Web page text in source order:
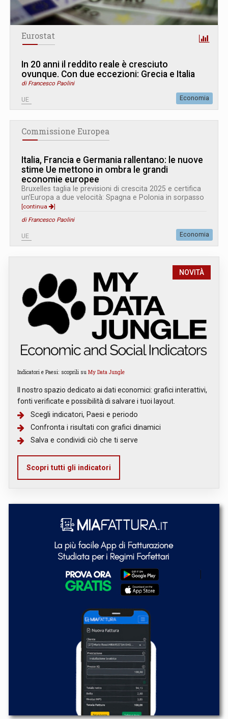
Eurostat
In 20 anni il reddito reale è cresciuto
ovunque. Con due eccezioni: Grecia e Italia
di Francesco Paolini
UE Economia
Commissione Europea
Italia, Francia e Germania rallentano: le nuove
stime Ue mettono in ombra le grandi
economie europee
Bruxelles taglia le previsioni di crescita 2025 e certifica
un’Europa a due velocità: Spagna e Polonia in sorpasso
[continua
]
di Francesco Paolini
UE Economia
NOVITÀ
Indicatori e Paesi: scoprili su My Data Jungle
Il nostro spazio dedicato ai dati economici: grafici interattivi,
fonti verificate e possibilità di salvare i tuoi layout.
Scegli indicatori, Paesi e periodo
Confronta i risultati con grafici dinamici
Salva e condividi ciò che ti serve
Scopri tutti gli indicatori